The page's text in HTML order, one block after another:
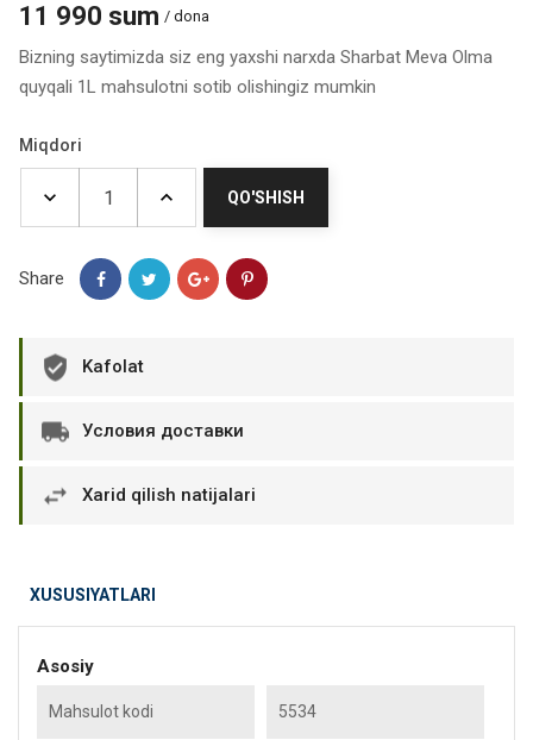
11 990 sum / dona
Bizning saytimizda siz eng yaxshi narxda Sharbat Meva Olma
quyqali 1L mahsulotni sotib olishingiz mumkin
Miqdori
QO'SHISH
Share
Kafolat
Условия доставки
Xarid qilish natijalari
XUSUSIYATLARI
Asosiy
Mahsulot kodi 5534